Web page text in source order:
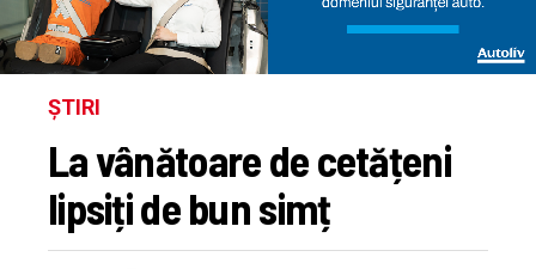
ȘTIRI
La vânătoare de cetățeni
lipsiți de bun simț